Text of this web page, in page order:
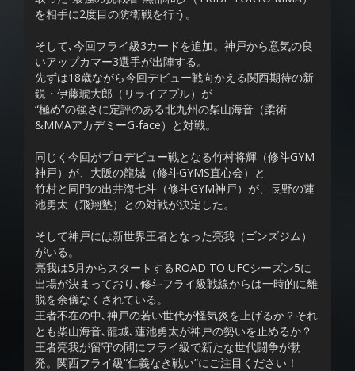
を相手に2度目の防衛戦を行う。
そして､今回フライ級3カードを追加。神戸から意気の良
いアップカマー3選手が出陣する。
先ずは18歳ながら今回デビュー戦向かえる関西期待の新
鋭・伊藤琥大郎（リライアブル）が
“極め”の強さに定評のある北九州の柴山海音（柔術
&MMAアカデミーG-face）と対戦。
同じく今回がプロデビュー戦となる竹村将輝（修斗GYM
神戸）が、大阪の龍城（修斗GYMS直心会）と
竹村と同門の出井海七斗（修斗GYM神戸）が、長野の蓮
池勇太（飛翔塾）との対戦が決定した。
そして神戸には新世界王者となった亮我（ゴンズジム）
がいる。
亮我は5月からスタートするROAD TO UFCシーズン5に
出場が決まっており､修斗フライ級戦線からは一時的に離
脱を余儀なくされている。
王者不在の中､神戸の若い世代が怪気炎を上げるか？それ
とも柴山海音､龍城､蓮池勇太が神戸の勢いを止めるか？
王者亮我が留守の間にフライ級で新たな世代闘争が勃
発。関西フライ級“仁義なき戦い”にご注目ください！